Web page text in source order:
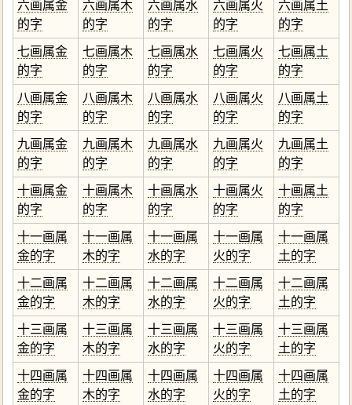
六画属金
的字
六画属木
的字
六画属水
的字
六画属火
的字
六画属土
的字
七画属金
的字
七画属木
的字
七画属水
的字
七画属火
的字
七画属土
的字
八画属金
的字
八画属木
的字
八画属水
的字
八画属火
的字
八画属土
的字
九画属金
的字
九画属木
的字
九画属水
的字
九画属火
的字
九画属土
的字
十画属金
的字
十画属木
的字
十画属水
的字
十画属火
的字
十画属土
的字
十一画属
金的字
十一画属
木的字
十一画属
水的字
十一画属
火的字
十一画属
土的字
十二画属
金的字
十二画属
木的字
十二画属
水的字
十二画属
火的字
十二画属
土的字
十三画属
金的字
十三画属
木的字
十三画属
水的字
十三画属
火的字
十三画属
土的字
十四画属
金的字
十四画属
木的字
十四画属
水的字
十四画属
火的字
十四画属
土的字